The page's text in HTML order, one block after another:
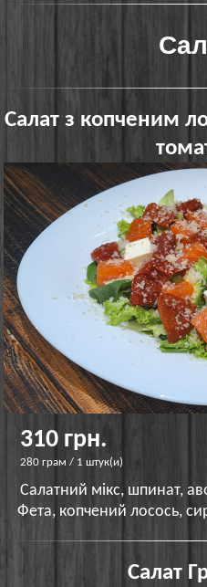
Салат з копченим
310 грн.
280 грам / 1 штук(и)
Салатний мікс, шпинат,
Фета, копчений лосось,
Салат